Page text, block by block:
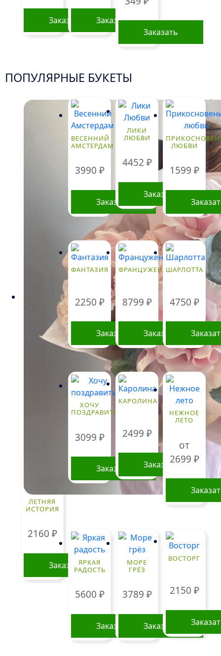
Заказать Заказать
Заказать
ПОПУЛЯРНЫЕ БУКЕТЫ
ЛЕТНЯЯ
ИСТОРИЯ
2160 ₽
Заказать
ВЕСЕННИЙ
АМСТЕРДАМ
3990 ₽
Заказать
ЛИКИ
ЛЮБВИ
4452 ₽
Заказать
ЛЮБВИ
1599 ₽
ФАНТАЗИЯ
2250 ₽
Заказать
ФРАНЦУЖЕНКА
8799 ₽
Заказать
ШАРЛОТТА
4750 ₽
ХОЧУ
ПОЗДРАВИТЬ
3099 ₽
Заказать
КАРОЛИНА
2499 ₽
Заказать
НЕЖНОЕ
ЛЕТО
от
2699 ₽
выбрать
товара.
ЯРКАЯ
РАДОСТЬ
5600 ₽
Заказать
МОРЕ
ГРЁЗ
3789 ₽
Заказать
ВОСТОРГ
2150 ₽
!